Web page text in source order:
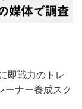
即戦力のトレ
ーナー養成スク